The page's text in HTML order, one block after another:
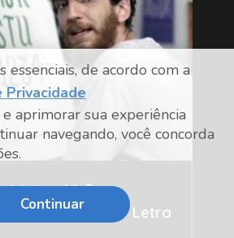
essenciais, de acordo com a
Privacidade
aprimorar sua experiência
navegando, você concorda
Continuar
– Lições
em Pintura de Letra